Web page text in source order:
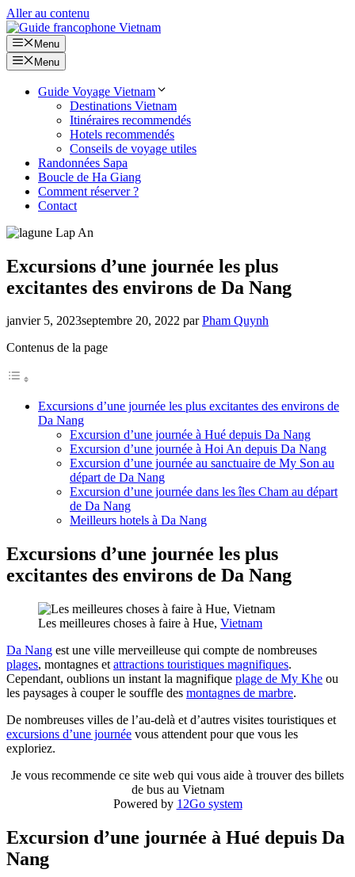
Aller au contenu
Menu
Menu
Guide Voyage Vietnam
Destinations Vietnam
Itinéraires recommendés
Hotels recommendés
Conseils de voyage utiles
Randonnées Sapa
Boucle de Ha Giang
Comment réserver ?
Contact
Excursions d’une journée les plus
excitantes des environs de Da Nang
janvier 5, 2023septembre 20, 2022 parPham Quynh
Contenus de la page
Excursions d’une journée les plus excitantes des environs de
Da Nang
Excursion d’une journée à Hué depuis Da Nang
Excursion d’une journée à Hoi An depuis Da Nang
Excursion d’une journée au sanctuaire de My Son au
départ de Da Nang
Excursion d’une journée dans les îles Cham au départ
de Da Nang
Meilleurs hotels à Da Nang
Excursions d’une journée les plus
excitantes des environs de Da Nang
Les meilleures choses à faire à Hue, Vietnam
Da Nang est une ville merveilleuse qui compte de nombreuses
plages, montagnes et attractions touristiques magnifiques.
Cependant, oublions un instant la magnifique plage de My Khe ou
les paysages à couper le souffle des montagnes de marbre.
De nombreuses villes de l’au-delà et d’autres visites touristiques et
excursions d’une journée vous attendent pour que vous les
exploriez.
Je vous recommende ce site web qui vous aide à trouver des billets
de bus au Vietnam
Powered by 12Go system
Excursion d’une journée à Hué depuis Da
Nang